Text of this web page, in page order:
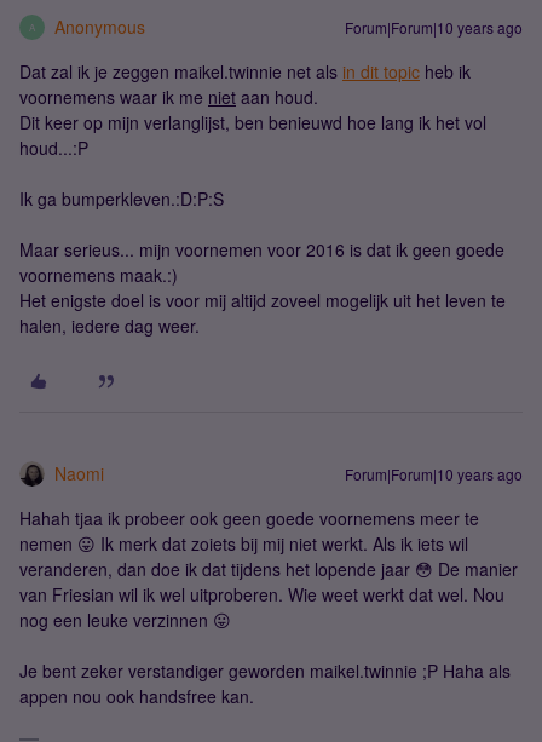
A Anonymous Forum|Forum|10 years ago
Dat zal ik je zeggen maikel.twinnie net als in dit topic heb ik
voornemens waar ik me niet aan houd.
Dit keer op mijn verlanglijst, ben benieuwd hoe lang ik het vol
houd...:P
Ik ga bumperkleven.:D:P:S
Maar serieus... mijn voornemen voor 2016 is dat ik geen goede
voornemens maak.:)
Het enigste doel is voor mij altijd zoveel mogelijk uit het leven te
halen, iedere dag weer.
Naomi Forum|Forum|10 years ago
Hahah tjaa ik probeer ook geen goede voornemens meer te
nemen 😛 Ik merk dat zoiets bij mij niet werkt. Als ik iets wil
veranderen, dan doe ik dat tijdens het lopende jaar 😳 De manier
van Friesian wil ik wel uitproberen. Wie weet werkt dat wel. Nou
nog een leuke verzinnen 😛
Je bent zeker verstandiger geworden maikel.twinnie ;P Haha als
appen nou ook handsfree kan.